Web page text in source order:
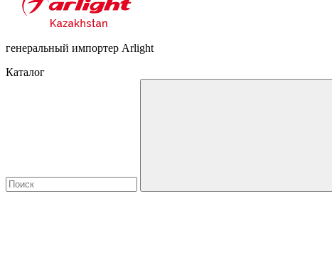
генеральный импортер Arlight
Каталог